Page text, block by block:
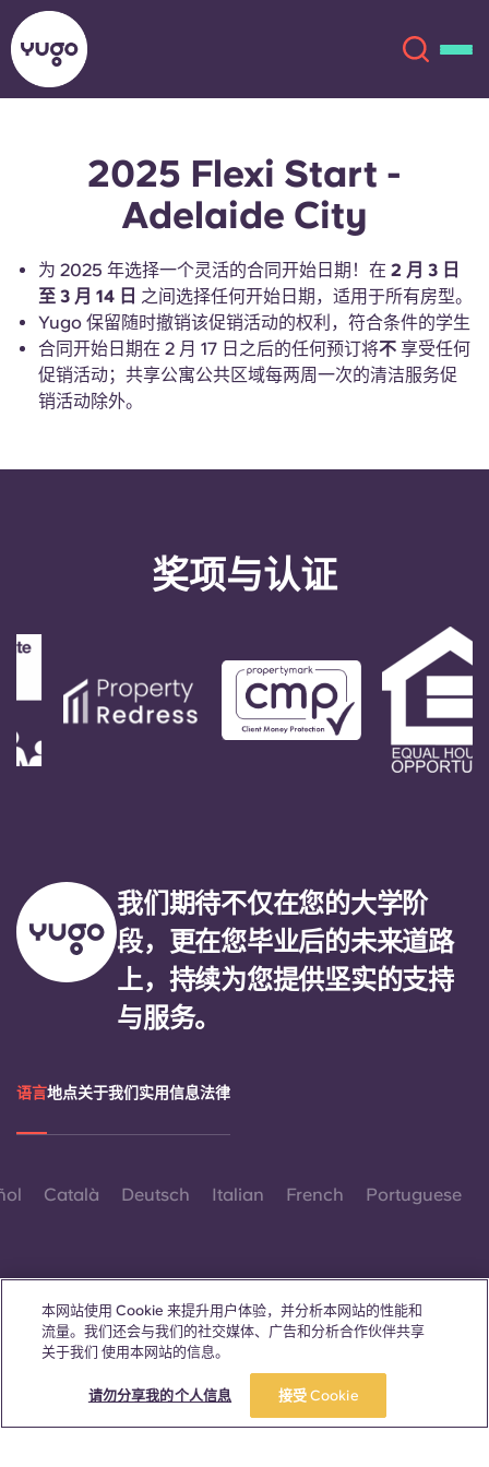
关于我们
更多
English (US)
Español
Català
French
Portuguese
选择一间公寓
English (GB)
English (US)
Chinese Español
Català Deutsch
Portuguese
2025 Flexi Start -
Adelaide City
为 2025 年选择一个灵活的合同开始日期！在 2 月 3 日
至 3 月 14 日 之间选择任何开始日期，适用于所有房型。
Yugo 保留随时撤销该促销活动的权利，符合条件的学生
合同开始日期在 2 月 17 日之后的任何预订将不 享受任何
促销活动；共享公寓公共区域每两周一次的清洁服务促
销活动除外。
奖项与认证
我们期待不仅在您的大学阶
段，更在您毕业后的未来道路
上，持续为您提供坚实的支持
与服务。
语言地点关于我们实用信息法律
Català Deutsch Italian French Portuguese
联系我们
本网站使用 Cookie 来提升用户体验，并分析本网站的性能和
流量。我们还会与我们的社交媒体、广告和分析合作伙伴共享
关于我们 使用本网站的信息。
请勿分享我的个人信息 接受 Cookie